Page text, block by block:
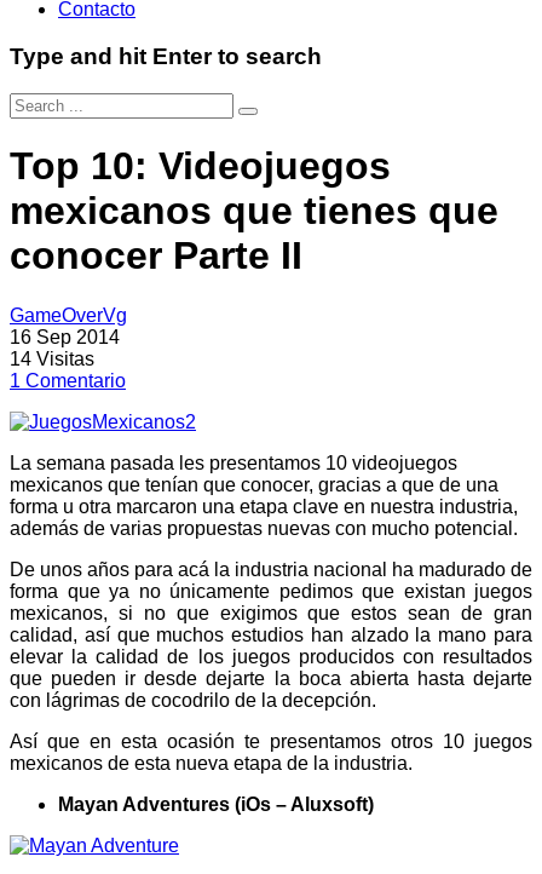
Contacto
Type and hit Enter to search
Top 10: Videojuegos
mexicanos que tienes que
conocer Parte II
GameOverVg
16 Sep 2014
14 Visitas
1 Comentario
La semana pasada les presentamos 10 videojuegos
mexicanos que tenían que conocer, gracias a que de una
forma u otra marcaron una etapa clave en nuestra industria,
además de varias propuestas nuevas con mucho potencial.
De unos años para acá la industria nacional ha madurado de
forma que ya no únicamente pedimos que existan juegos
mexicanos, si no que exigimos que estos sean de gran
calidad, así que muchos estudios han alzado la mano para
elevar la calidad de los juegos producidos con resultados
que pueden ir desde dejarte la boca abierta hasta dejarte
con lágrimas de cocodrilo de la decepción.
Así que en esta ocasión te presentamos otros 10 juegos
mexicanos de esta nueva etapa de la industria.
Mayan Adventures (iOs – Aluxsoft)